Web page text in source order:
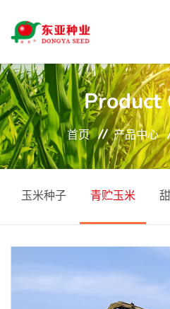
网站首页
关于东亚
新闻中心
Product
首页 产品中心
玉米种子 青贮玉米